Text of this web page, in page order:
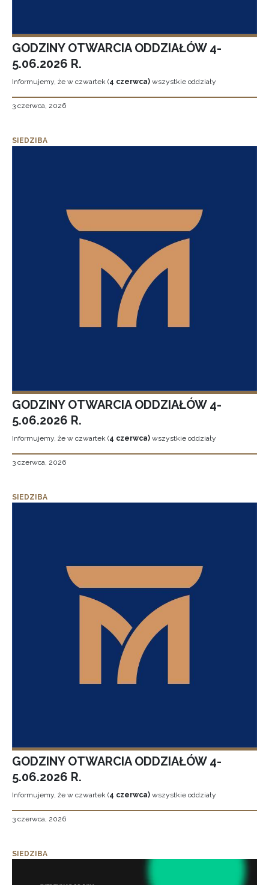
GODZINY OTWARCIA ODDZIAŁÓW 4-
5.06.2026 R.
Informujemy, że w czwartek (4 czerwca) wszystkie oddziały
3 czerwca, 2026
SIEDZIBA
GODZINY OTWARCIA ODDZIAŁÓW 4-
5.06.2026 R.
Informujemy, że w czwartek (4 czerwca) wszystkie oddziały
3 czerwca, 2026
SIEDZIBA
GODZINY OTWARCIA ODDZIAŁÓW 4-
5.06.2026 R.
Informujemy, że w czwartek (4 czerwca) wszystkie oddziały
3 czerwca, 2026
SIEDZIBA